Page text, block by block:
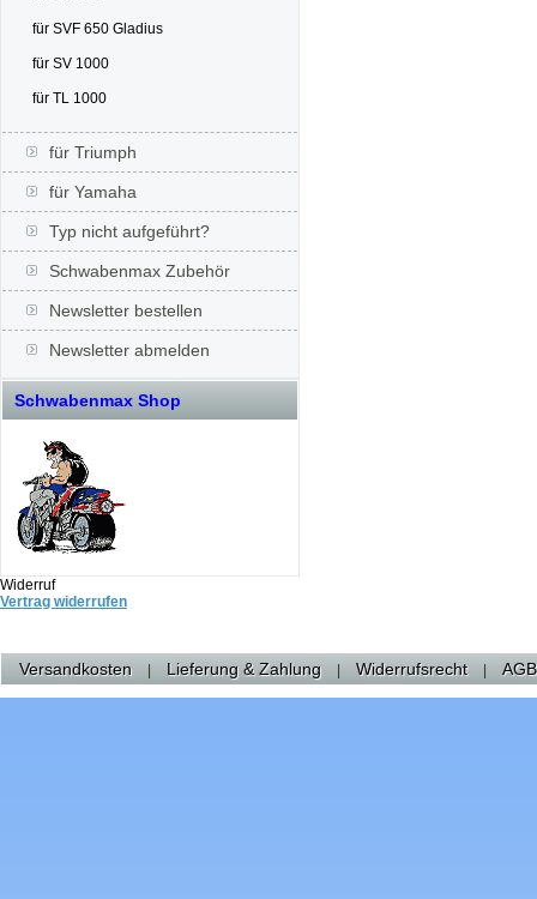
für SVF 650 Gladius
für SV 1000
für TL 1000
für Triumph
für Yamaha
Typ nicht aufgeführt?
Schwabenmax Zubehör
Newsletter bestellen
Newsletter abmelden
Schwabenmax Shop
Widerruf
Vertrag widerrufen
Versandkosten Lieferung & Zahlung Widerrufsrecht AGB